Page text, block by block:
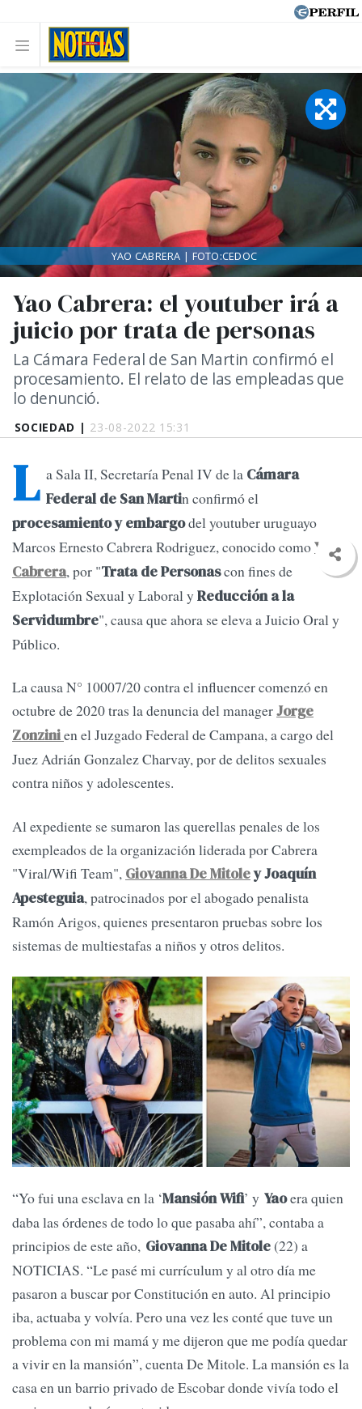
SOCIEDAD | 23-08-2022 15:31
Yao Cabrera: el youtuber irá a
juicio por trata de personas
La Cámara Federal de San Martin confirmó el
procesamiento. El relato de las empleadas que
lo denunció.
YAO CABRERA | FOTO:CEDOC
L a Sala II, Secretaría Penal IV de la Cámara
Federal de San Martin confirmó el
procesamiento y embargodel youtuber uruguayo
Marcos Ernesto Cabrera Rodriguez, conocido comoYao
Cabrera, por "Trata de Personascon fines de
Explotación Sexual y Laboral y Reducción a la
Servidumbre", causa que ahora se eleva a Juicio Oral y
Público.
La causa N° 10007/20 contra el influencer comenzó en
octubre de 2020 tras la denuncia del managerJorge
Zonzinien el Juzgado Federal de Campana, a cargo del
Juez Adrián Gonzalez Charvay, por de delitos sexuales
contra niños y adolescentes.
Al expediente se sumaron las querellas penales de los
exempleados de la organización liderada por Cabrera
"Viral/Wifi Team", Giovanna De Mitoley Joaquín
Apesteguia, patrocinados por el abogado penalista
Ramón Arigos, quienes presentaron pruebas sobre los
sistemas de multiestafas a niños y otros delitos.
“Yo fui una esclava en la ‘Mansión Wifi’ y Yaoera quien
daba las órdenes de todo lo que pasaba ahí”, contaba a
principios de este año, Giovanna De Mitole(22) a
NOTICIAS. “Le pasé mi currículum y al otro día me
pasaron a buscar por Constitución en auto. Al principio
iba, actuaba y volvía. Pero una vez les conté que tuve un
problema con mi mamá y me dijeron que me podía quedar
a vivir en la mansión”, cuenta De Mitole. La mansión es la
casa en un barrio privado de Escobar donde vivía todo el